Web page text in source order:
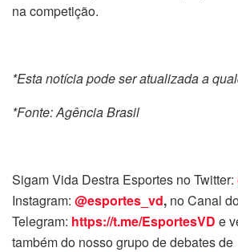
na competição.
*Esta notícia pode ser atualizada a
*Fonte: Agência Brasil
Sigam Vida Destra Esportes no Twitter:
Instagram: @esportes_vd, no Canal
Telegram: https://t.me/EsportesVD e
também do nosso grupo de debates de